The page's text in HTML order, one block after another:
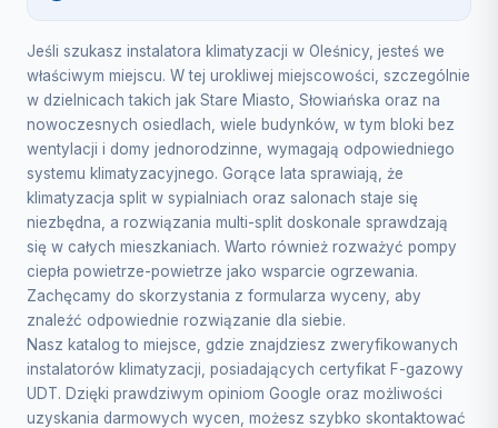
Jeśli szukasz instalatora klimatyzacji w Oleśnicy, jesteś we
właściwym miejscu. W tej urokliwej miejscowości, szczególnie
w dzielnicach takich jak Stare Miasto, Słowiańska oraz na
nowoczesnych osiedlach, wiele budynków, w tym bloki bez
wentylacji i domy jednorodzinne, wymagają odpowiedniego
systemu klimatyzacyjnego. Gorące lata sprawiają, że
klimatyzacja split w sypialniach oraz salonach staje się
niezbędna, a rozwiązania multi-split doskonale sprawdzają
się w całych mieszkaniach. Warto również rozważyć pompy
ciepła powietrze-powietrze jako wsparcie ogrzewania.
Zachęcamy do skorzystania z formularza wyceny, aby
znaleźć odpowiednie rozwiązanie dla siebie.
Nasz katalog to miejsce, gdzie znajdziesz zweryfikowanych
instalatorów klimatyzacji, posiadających certyfikat F-gazowy
UDT. Dzięki prawdziwym opiniom Google oraz możliwości
uzyskania darmowych wycen, możesz szybko skontaktować